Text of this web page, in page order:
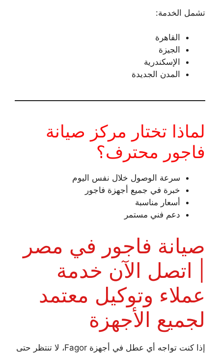
تشمل الخدمة:
القاهرة
الجيزة
الإسكندرية
المدن الجديدة
لماذا تختار مركز صيانة
فاجور محترف؟
سرعة الوصول خلال نفس اليوم
خبرة في جميع أجهزة فاجور
أسعار مناسبة
دعم فني مستمر
صيانة فاجور في مصر
| اتصل الآن خدمة
عملاء وتوكيل معتمد
لجميع الأجهزة
إذا كنت تواجه أي عطل في أجهزة Fagor، لا تنتظر حتى